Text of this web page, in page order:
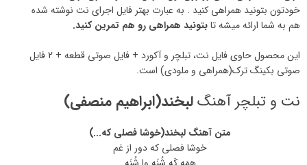
خودتون بتونید همراهی کنید . به عبارت بهتر فایل اجرای نت نوشته شده
هم به شما ارائه میشه تابتونید همراهی رو هم تمرین کنید.
این محصول حاوی فایل نت، تبلچر و آکورد + فایل صوتی قطعه + 2 فایل
صوتی بکینگ ترک(همراهی و ملودی) است.
نت و تبلچر آهنگلبخند(ابراهیم منصفی)
متن آهنگ لبخند(خوشا فصلی که...)
خوشا فصلی که دور از غم